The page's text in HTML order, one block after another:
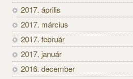
2017. április
2017. március
2017. február
2017. január
2016. december